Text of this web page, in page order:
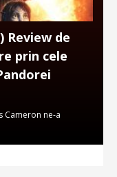
Review de
prin cele
Cameron ne-a